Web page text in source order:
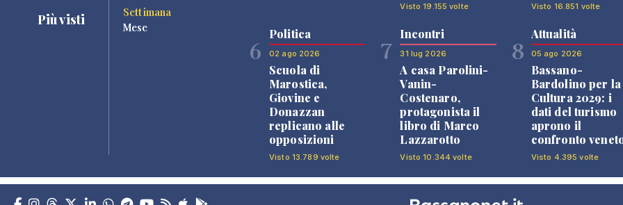
Più visti
Settimana
Mese
Visto 19.155 volte Visto 16.851 volte
6
Politica
02 ago 2026
Scuola di
Marostica,
Giovine e
Donazzan
replicano alle
opposizioni
Visto 13.789 volte
7
Incontri
31 lug 2026
A casa Parolini-
Vanin-
Costenaro,
protagonista il
libro di Marco
Lazzarotto
Visto 10.344 volte
8
Attualità
05 ago 2026
Bassano-
Bardolino per la
Cultura 2029: i
dati del turismo
aprono il
confronto
Visto 4.395 volte